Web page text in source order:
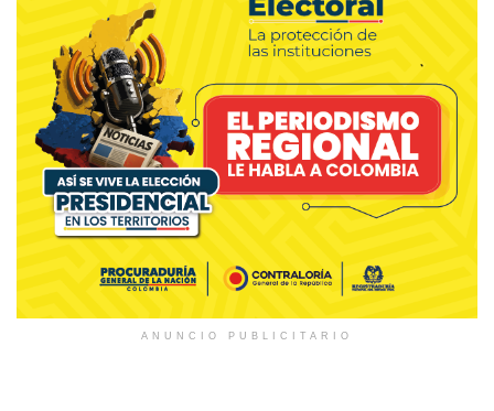
ANUNCIO PUBLICITARIO